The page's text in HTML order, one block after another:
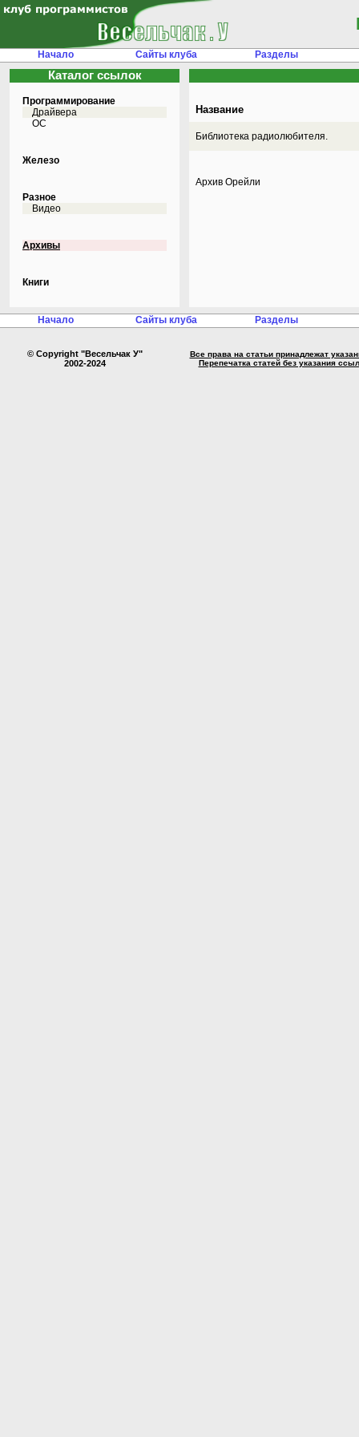
Начало Сайты клуба Разделы
Каталог ссылок
Программирование
Драйвера
ОС
Железо
Разное
Видео
Архивы
Книги
Название
Библиотека радиолюбителя.
Архив Орейли
Начало Сайты клуба Разделы
© Copyright "Весельчак У"
2002-2024
Все права на статьи принадлежат
Перепечатка статей без указания